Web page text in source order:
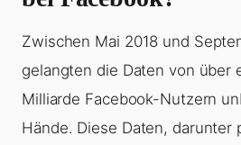
Zwischen Mai 2018 und
gelangten die Daten von über
Milliarde Facebook-Nutzern
Hände. Diese Daten, darunter